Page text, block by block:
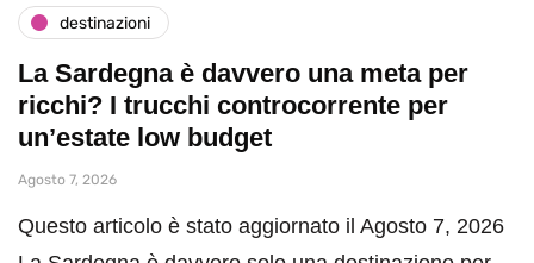
destinazioni
La Sardegna è davvero una meta per
ricchi? I trucchi controcorrente per
un’estate low budget
Agosto 7, 2026
Questo articolo è stato aggiornato il Agosto 7, 2026